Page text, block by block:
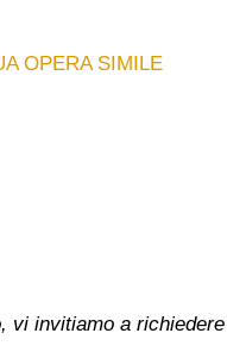
OPERA SIMILE
invitiamo a